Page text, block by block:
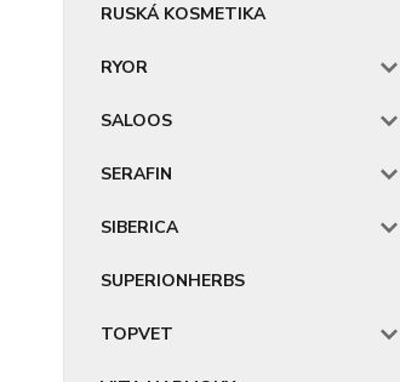
RUSKÁ KOSMETIKA
RYOR
SALOOS
SERAFIN
SIBERICA
SUPERIONHERBS
TOPVET